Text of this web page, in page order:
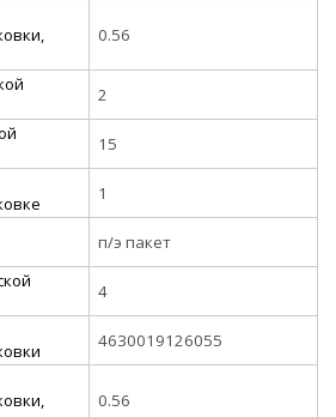
0.56
2
15
1
п/э пакет
4
4630019126055
0.56